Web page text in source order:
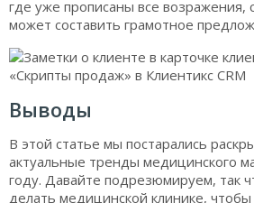
где уже прописаны все возражения,
может составить грамотное
Выводы
В этой статье мы постарались
актуальные тренды медицинского
году. Давайте подрезюмируем, так
делать медицинской клинике,